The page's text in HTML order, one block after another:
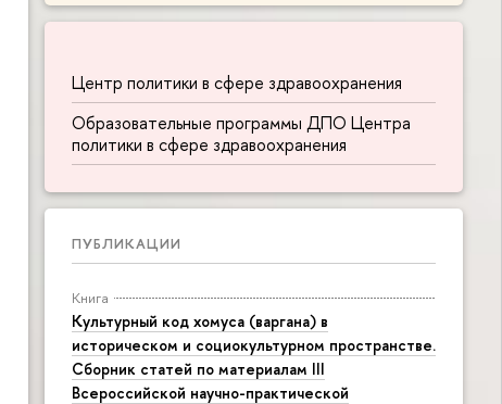
Центр политики в сфере здравоохранения
Образовательные программы ДПО Центра
политики в сфере здравоохранения
ПУБЛИКАЦИИ
Книга
Культурный код хомуса (варгана) в
историческом и социокультурном пространстве.
Сборник статей по материалам III
Всероссийской научно-практической